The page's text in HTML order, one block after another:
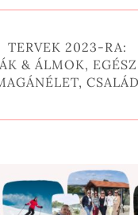
TERVEK 2023-RA:
& ÁLMOK,
CSALÁD